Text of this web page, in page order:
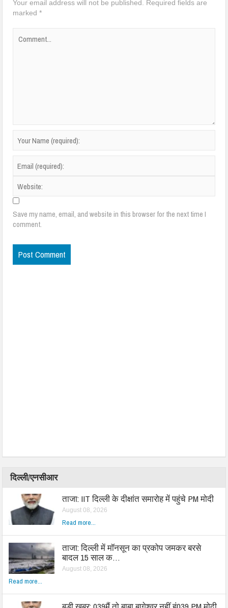
Your email address will not be published. Required fields are
marked*
Save my name, email, and website in this browser for the next time I
comment.
दिल्ली/एनसीआर
ताजा: IIT दिल्ली के दीक्षांत समारोह में पहुंचे PM मोदी
August 08, 2026
Read more...
ताजा: दिल्ली में मॉनसून का प्रकोप जमकर बरसे
बादल 15 साल क…
August 08, 2026
Read more...